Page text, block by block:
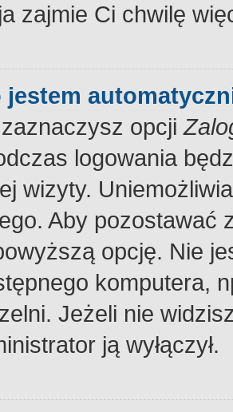
zajmie Ci chwilę
jestem
opcji
logowania
wizyty.
Aby pozostawać
opcję. Nie
komputera,
Jeżeli nie
ją wyłączył.